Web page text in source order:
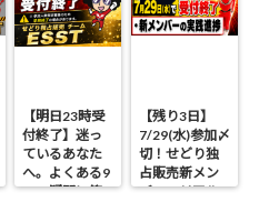
【明日23時受
付終了】迷っ
ているあなた
へ。よくある9
つの疑問に答
【残り3日】
7/29(水)参加〆
切！せどり独
占販売新メン
バーのリアル